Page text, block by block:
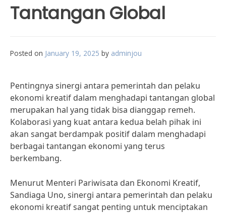
Tantangan Global
Posted on January 19, 2025 by adminjou
Pentingnya sinergi antara pemerintah dan pelaku
ekonomi kreatif dalam menghadapi tantangan global
merupakan hal yang tidak bisa dianggap remeh.
Kolaborasi yang kuat antara kedua belah pihak ini
akan sangat berdampak positif dalam menghadapi
berbagai tantangan ekonomi yang terus
berkembang.
Menurut Menteri Pariwisata dan Ekonomi Kreatif,
Sandiaga Uno, sinergi antara pemerintah dan pelaku
ekonomi kreatif sangat penting untuk menciptakan